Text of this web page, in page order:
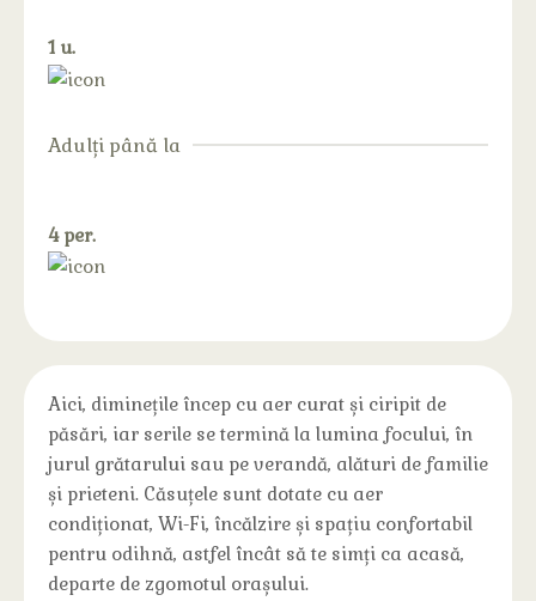
1 u.
Adulți până la
4 per.
Aici, diminețile încep cu aer curat și ciripit de
păsări, iar serile se termină la lumina focului, în
jurul grătarului sau pe verandă, alături de familie
și prieteni. Căsuțele sunt dotate cu aer
condiționat, Wi-Fi, încălzire și spațiu confortabil
pentru odihnă, astfel încât să te simți ca acasă,
departe de zgomotul orașului.